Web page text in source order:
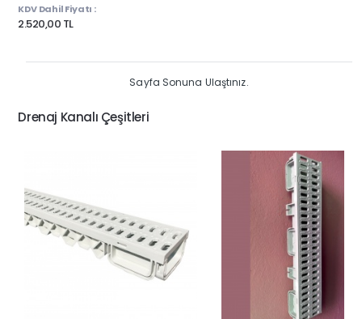
KDV Dahil Fiyatı :
2.520,00 TL
Sayfa Sonuna Ulaştınız.
Drenaj Kanalı Çeşitleri